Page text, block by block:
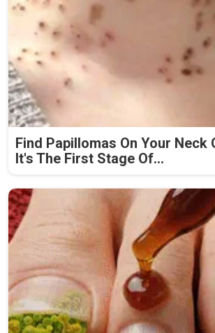
Find Papillomas On Your Neck
It's The First Stage Of...